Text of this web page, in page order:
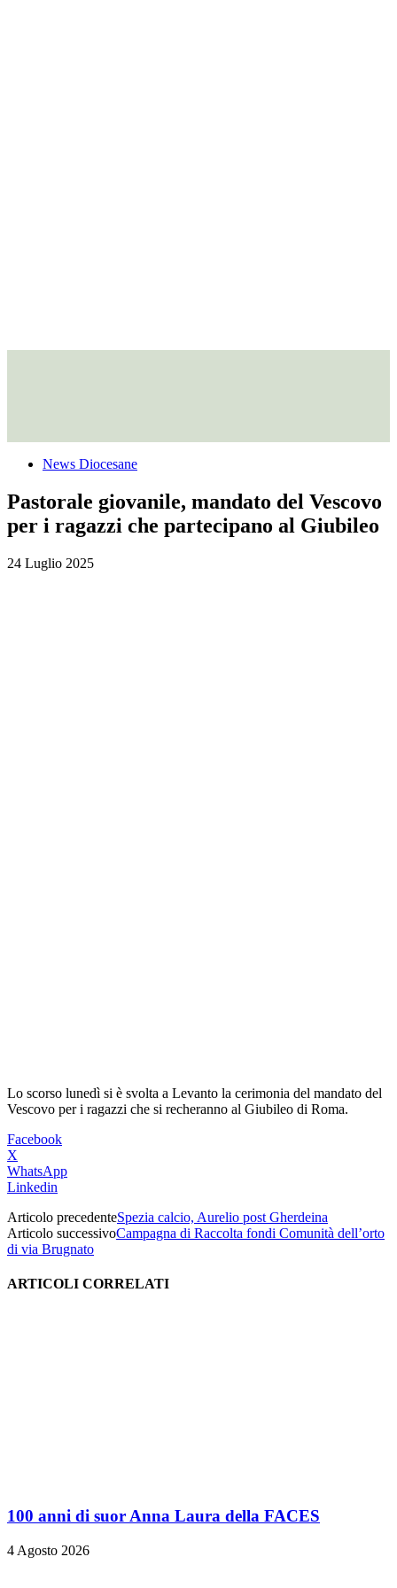
News Diocesane
Pastorale giovanile, mandato del Vescovo
per i ragazzi che partecipano al Giubileo
24 Luglio 2025
Lo scorso lunedì si è svolta a Levanto la cerimonia del mandato del
Vescovo per i ragazzi che si recheranno al Giubileo di Roma.
Facebook
X
WhatsApp
Linkedin
Articolo precedenteSpezia calcio, Aurelio post Gherdeina
Articolo successivoCampagna di Raccolta fondi Comunità dell’orto
di via Brugnato
ARTICOLI CORRELATI
100 anni di suor Anna Laura della FACES
4 Agosto 2026